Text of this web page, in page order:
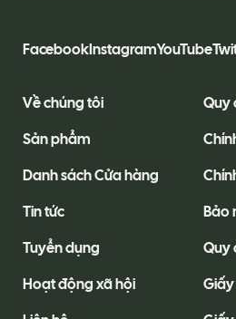
FacebookInstagramYouTube
Về chúng tôi
Sản phẩm
Danh sách Cửa hàng
Tin tức
Tuyển dụng
Hoạt động xã hội
Quy
Bảo
Quy